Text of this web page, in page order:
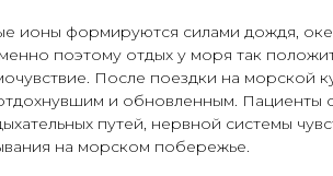
ионы формируются силами дождя,
поэтому отдых у моря так
После поездки на морской
и обновленным. Пациенты
путей, нервной системы
на морском побережье.